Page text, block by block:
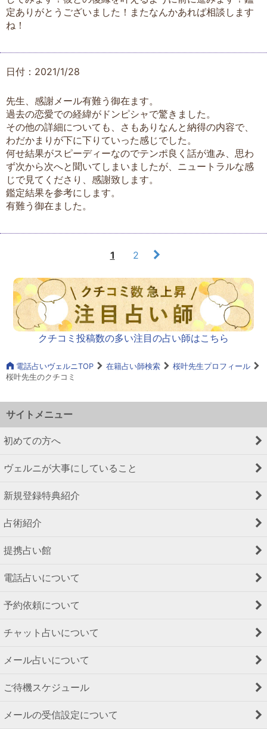
定ありがとうございました！またなんかあれば相談します
ね！
日付：2021/1/28
先生、感謝メール有難う御在ます。
過去の恋愛での経緯がドンピシャで驚きました。
その他の詳細についても、さもありなんと納得の内容で、
わだかまりが下に下りていった感じでした。
何せ結果がスピーディーなのでテンポ良く話が進み、思わ
ず次から次へと聞いてしまいましたが、ニュートラルな感
じで見てくださり、感謝致します。
鑑定結果を参考にします。
有難う御在ました。
1 2
クチコミ投稿数の多い注目の占い師はこちら
電話占いヴェルニTOP 在籍占い師検索
桜叶先生プロフィール
桜叶先生のクチコミ
サイトメニュー
初めての方へ
ヴェルニが大事にしていること
新規登録特典紹介
占術紹介
提携占い館
電話占いについて
予約依頼について
チャット占いについて
メール占いについて
ご待機スケジュール
メールの受信設定について